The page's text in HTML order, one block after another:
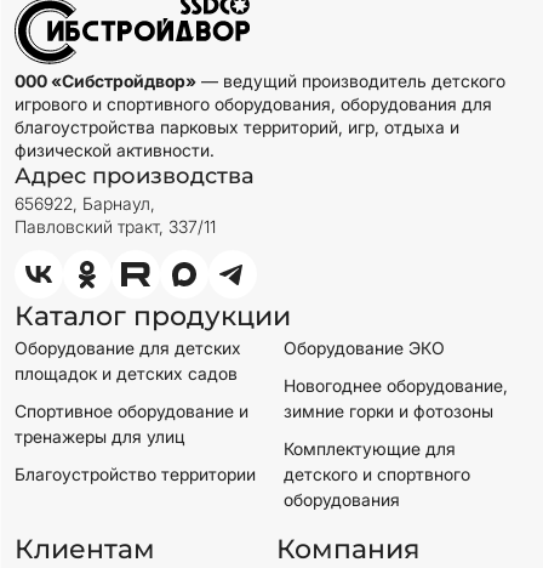
000 «Сибстройдвор» — ведущий производитель детского
игрового и спортивного оборудования, оборудования для
благоустройства парковых территорий, игр, отдыха и
физической активности.
Адрес производства
656922, Барнаул,
Павловский тракт, 337/11
Каталог продукции
Оборудование для детских
площадок и детских садов
Спортивное оборудование и
тренажеры для улиц
Благоустройство территории
Оборудование ЭКО
Новогоднее оборудование,
зимние горки и фотозоны
Комплектующие для
детского и спортвного
оборудования
Клиентам Компания